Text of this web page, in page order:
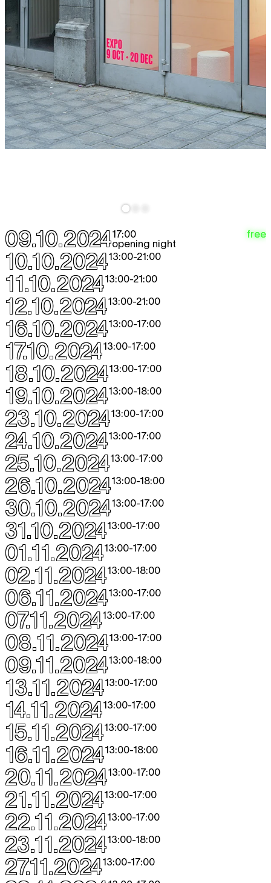
09.10.202417:00
opening night
10.10.202413:00-21:00
11.10.202413:00-21:00
12.10.202413:00-21:00
16.10.202413:00-17:00
17.10.202413:00-17:00
18.10.202413:00-17:00
19.10.202413:00-18:00
23.10.202413:00-17:00
24.10.202413:00-17:00
25.10.202413:00-17:00
26.10.202413:00-18:00
30.10.202413:00-17:00
31.10.202413:00-17:00
01.11.202413:00-17:00
02.11.202413:00-18:00
06.11.202413:00-17:00
07.11.202413:00-17:00
08.11.202413:00-17:00
09.11.202413:00-18:00
13.11.202413:00-17:00
14.11.202413:00-17:00
15.11.202413:00-17:00
16.11.202413:00-18:00
20.11.202413:00-17:00
21.11.202413:00-17:00
22.11.202413:00-17:00
23.11.202413:00-18:00
27.11.202413:00-17:00
free